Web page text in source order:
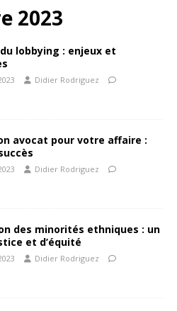
2023
lobbying : enjeux et
Didier Rodriguez
avocat pour votre affaire :
Didier Rodriguez
des minorités ethniques : un
et d’équité
Didier Rodriguez